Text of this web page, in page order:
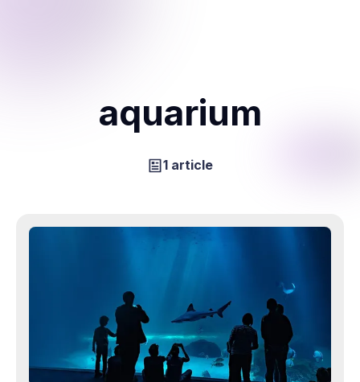
aquarium
1 article